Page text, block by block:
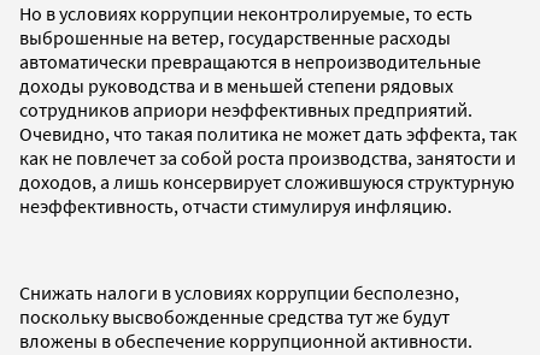
Но в условиях коррупции неконтролируемые, то есть
выброшенные на ветер, государственные расходы
автоматически превращаются в непроизводительные
доходы руководства и в меньшей степени рядовых
сотрудников априори неэффективных предприятий.
Очевидно, что такая политика не может дать эффекта, так
как не повлечет за собой роста производства, занятости и
доходов, а лишь консервирует сложившуюся структурную
неэффективность, отчасти стимулируя инфляцию.
Снижать налоги в условиях коррупции бесполезно,
поскольку высвобожденные средства тут же будут
вложены в обеспечение коррупционной активности.